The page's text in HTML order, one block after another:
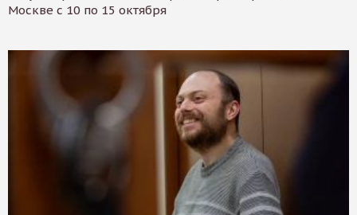
Москве с 10 по 15 октября